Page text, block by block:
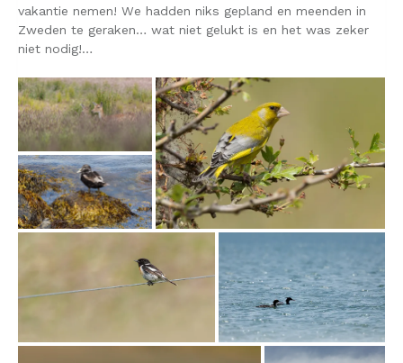
vakantie nemen! We hadden niks gepland en meenden in
Zweden te geraken… wat niet gelukt is en het was zeker
niet nodig!…